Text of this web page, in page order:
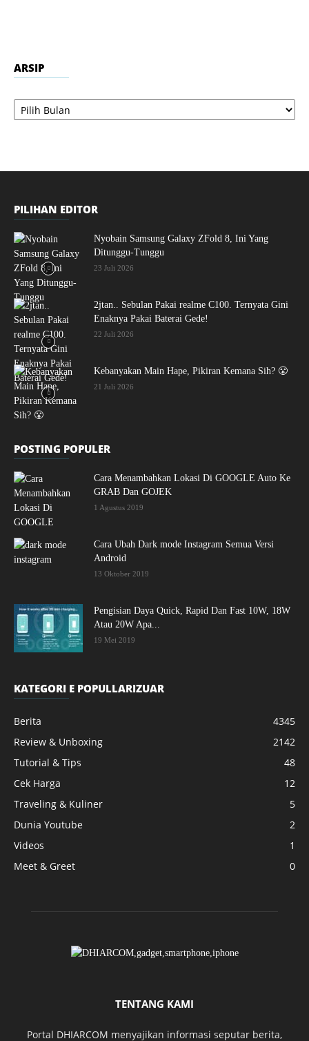
ARSIP
Arsip
PILIHAN EDITOR
Nyobain Samsung Galaxy ZFold 8, Ini Yang
Ditunggu-Tunggu
23 Juli 2026
2jtan.. Sebulan Pakai realme C100. Ternyata Gini
Enaknya Pakai Baterai Gede!
22 Juli 2026
Kebanyakan Main Hape, Pikiran Kemana Sih? 😤
21 Juli 2026
POSTING POPULER
Cara Menambahkan Lokasi Di GOOGLE Auto Ke
GRAB Dan GOJEK
1 Agustus 2019
Cara Ubah Dark mode Instagram Semua Versi
Android
13 Oktober 2019
Pengisian Daya Quick, Rapid Dan Fast 10W, 18W
Atau 20W Apa...
19 Mei 2019
KATEGORI E POPULLARIZUAR
Berita
4345
Review & Unboxing
2142
Tutorial & Tips
48
Cek Harga
12
Traveling & Kuliner
5
Dunia Youtube
2
Videos
1
Meet & Greet
0
TENTANG KAMI
Portal DHIARCOM menyajikan informasi seputar berita,